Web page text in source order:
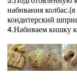
набивания
кондитерский
4.Набиваем кишку